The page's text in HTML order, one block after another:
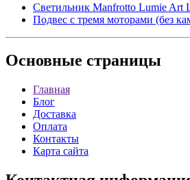
Светильник Manfrotto Lumie Art
Подвес с тремя моторами (без
Основные страницы
Главная
Блог
Доставка
Оплата
Контакты
Карта сайта